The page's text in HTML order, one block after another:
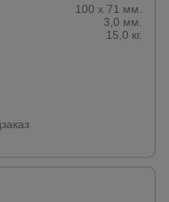
100 х 71 мм.
3,0 мм.
15,0 кг.